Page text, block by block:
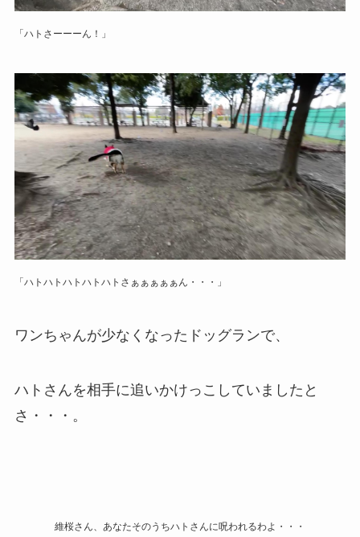
「ハトさーーーん！」
「ハトハトハトハトハトさぁぁぁぁぁん・・・」
ワンちゃんが少なくなったドッグランで、
ハトさんを相手に追いかけっこしていましたと
さ・・・。
維桜さん、あなたそのうちハトさんに呪われるわよ・・・